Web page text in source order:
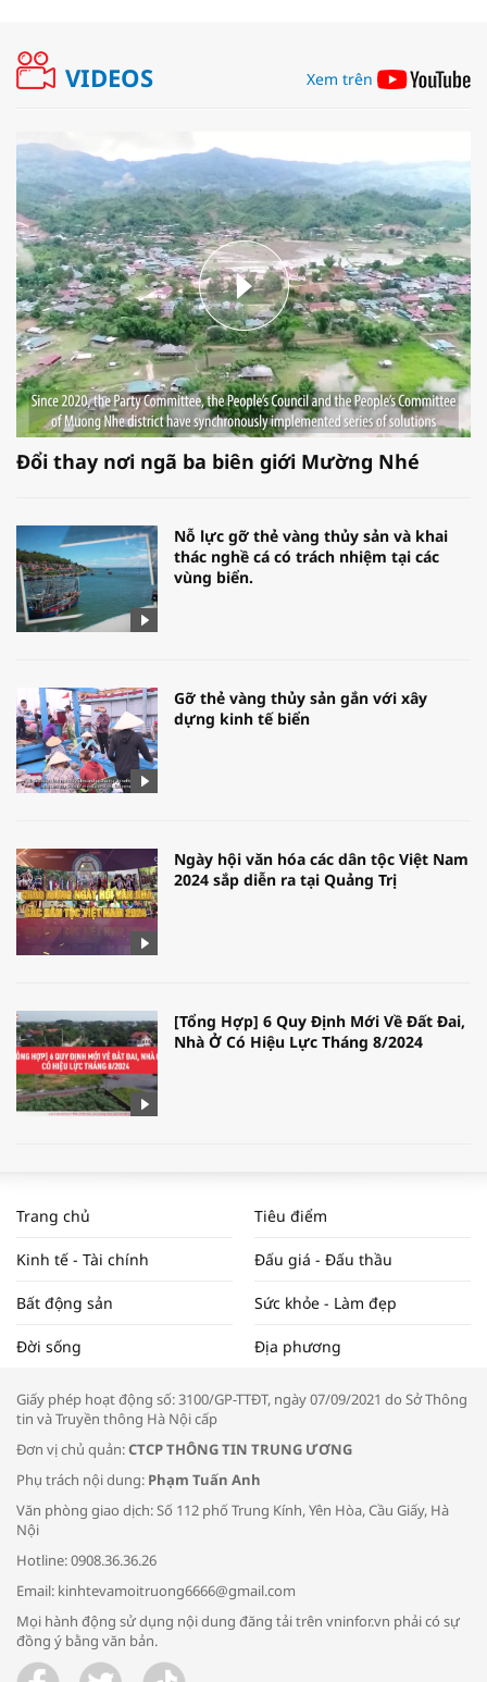
VIDEOS Xem trên
Đổi thay nơi ngã ba biên giới Mường Nhé
Nỗ lực gỡ thẻ vàng thủy sản và khai
thác nghề cá có trách nhiệm tại các
vùng biển.
Gỡ thẻ vàng thủy sản gắn với xây
dựng kinh tế biển
Ngày hội văn hóa các dân tộc Việt Nam
2024 sắp diễn ra tại Quảng Trị
[Tổng Hợp] 6 Quy Định Mới Về Đất Đai,
Nhà Ở Có Hiệu Lực Tháng 8/2024
NAM NĂM 2024 VÀ NĂM 2025 | NHỊP
ĐẬP THỊ TRƯỜNG #62
Tọa đàm “Xúc tiến thương mại: Khơi
Bác sĩ tư vấn cách phòng tránh bệnh
Trao yêu thương cho em
Trang chủ Tiêu điểm
Kinh tế - Tài chính Đấu giá - Đấu thầu
Bất động sản Sức khỏe - Làm đẹp
Đời sống Địa phương
Giấy phép hoạt động số: 3100/GP-TTĐT, ngày 07/09/2021 do Sở Thông
tin và Truyền thông Hà Nội cấp
Đơn vị chủ quản:CTCP THÔNG TIN TRUNG ƯƠNG
Phụ trách nội dung: Phạm Tuấn Anh
Văn phòng giao dịch: Số 112 phố Trung Kính, Yên Hòa, Cầu Giấy, Hà
Nội
Hotline: 0908.36.36.26
Email: kinhtevamoitruong6666@gmail.com
Mọi hành động sử dụng nội dung đăng tải trên vninfor.vn phải có sự
đồng ý bằng văn bản.